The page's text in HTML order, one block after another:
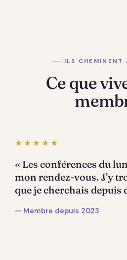
ILS CHEMINENT
Ce que
★★★★★
« Les conférences du
mon rendez-vous. J’y
que je cherchais depuis
— Membre depuis 2023